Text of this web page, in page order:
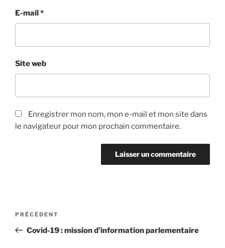
E-mail*
Site web
Enregistrer mon nom, mon e-mail et mon site dans
le navigateur pour mon prochain commentaire.
Navigation
l’article
Article
précédent
PRÉCÉDENT
Covid-19 : mission d’information parlementaire